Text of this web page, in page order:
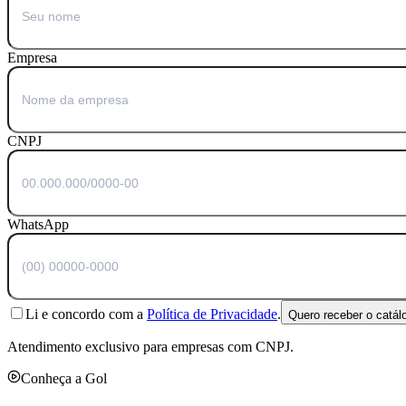
Empresa
CNPJ
WhatsApp
Li e concordo com a Política de Privacidade. Quero receber o
Atendimento exclusivo para empresas com CNPJ.
Conheça a Gol